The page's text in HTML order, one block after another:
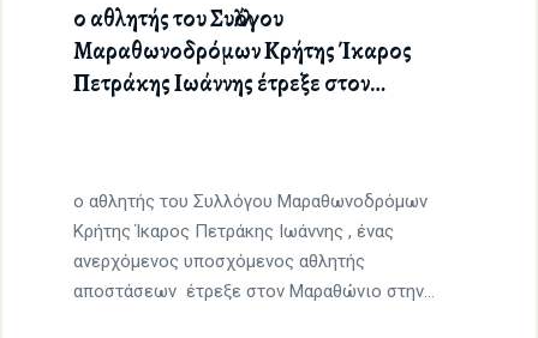
ο αθλητής του Συλλόγου
Μαραθωνοδρόμων Κρήτης Ίκαρος
Πετράκης Ιωάννης έτρεξε στον
ο αθλητής του Συλλόγου Μαραθωνοδρόμων
Κρήτης Ίκαρος Πετράκης Ιωάννης , ένας
ανερχόμενος υποσχόμενος αθλητής
αποστάσεων έτρεξε στον Μαραθώνιο στην